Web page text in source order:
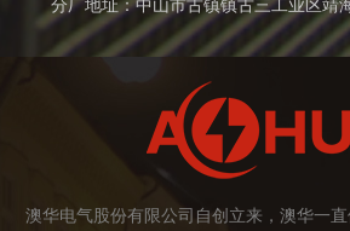
分厂地址：中山市古镇镇古三工业区靖
澳华电气股份有限公司自创立来，澳华一